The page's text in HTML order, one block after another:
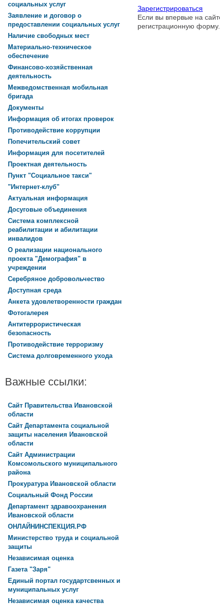
Зарегистрироваться
Если вы впервые на
регистрационную форму.
социальных услуг
Заявление и договор о
предоставлении социальных услуг
Наличие свободных мест
Материально-техническое
обеспечение
Финансово-хозяйственная
деятельность
Межведомственная мобильная
бригада
Документы
Информация об итогах проверок
Противодействие коррупции
Попечительский совет
Информация для посетителей
Проектная деятельность
Пункт "Социальное такси"
"Интернет-клуб"
Актуальная информация
Досуговые объединения
Система комплексной
реабилитации и абилитации
инвалидов
О реализации национального
проекта "Демография" в
учреждении
Серебряное добровольчество
Доступная среда
Анкета удовлетворенности граждан
Фотогалерея
Антитеррористическая
безопасность
Противодействие терроризму
Система долговременного ухода
Важные ссылки:
Сайт Правительства Ивановской
области
Сайт Департамента социальной
защиты населения Ивановской
области
Сайт Администрации
Комсомольского муниципального
района
Прокуратура Ивановской области
Социальный Фонд России
Департамент здравоохранения
Ивановской области
ОНЛАЙНИНСПЕКЦИЯ.РФ
Министерство труда и социальной
защиты
Независимая оценка
Газета "Заря"
Единый портал государтсвенных и
муниципальных услуг
Независимая оценка качества